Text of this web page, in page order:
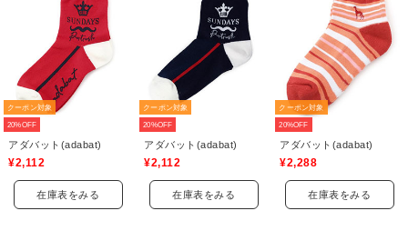
クーポン対象
20%OFF
アダバット(adabat)
¥2,112
在庫表をみる
クーポン対象
20%OFF
アダバット(adabat)
¥2,112
在庫表をみる
クーポン対象
20%OFF
アダバット(adabat)
¥2,288
在庫表をみる